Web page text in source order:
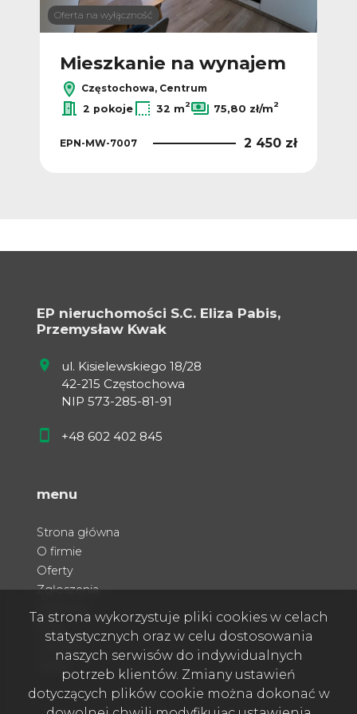
Oferta na wyłączność
Mieszkanie na wynajem
Częstochowa, Centrum
2 pokoje
32 m2 75,80 zł/m2
EPN-MW-7007 2 450 zł
EP nieruchomości S.C. Eliza Pabis,
Przemysław Kwak
ul. Kisielewskiego 18/28
42-215 Częstochowa
NIP 573-285-81-91
+48 602 402 845
menu
Strona główna
O firmie
Oferty
Zgłoszenia
Kontakt
Ta strona wykorzystuje pliki cookies w celach
statystycznych oraz w celu dostosowania
naszych serwisów do indywidualnych
potrzeb klientów. Zmiany ustawień
dotyczących plików cookie można dokonać w